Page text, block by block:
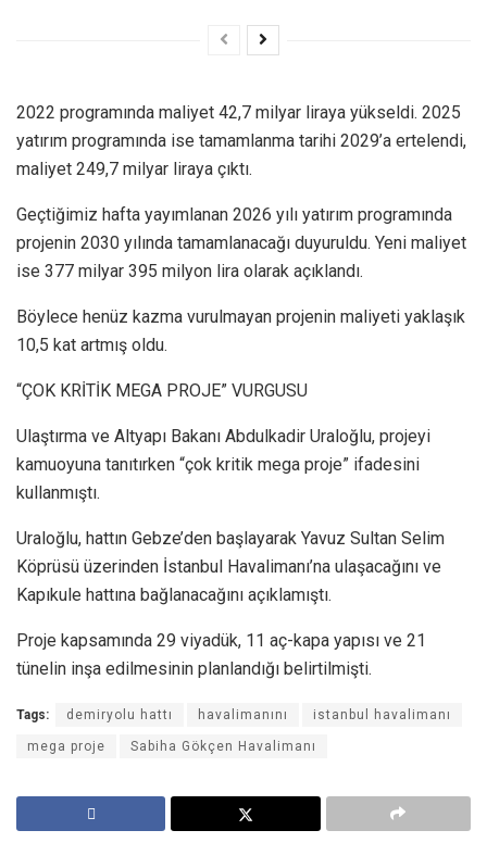
2022 programında maliyet 42,7 milyar liraya yükseldi. 2025
yatırım programında ise tamamlanma tarihi 2029’a ertelendi,
maliyet 249,7 milyar liraya çıktı.
Geçtiğimiz hafta yayımlanan 2026 yılı yatırım programında
projenin 2030 yılında tamamlanacağı duyuruldu. Yeni maliyet
ise 377 milyar 395 milyon lira olarak açıklandı.
Böylece henüz kazma vurulmayan projenin maliyeti yaklaşık
10,5 kat artmış oldu.
“ÇOK KRİTİK MEGA PROJE” VURGUSU
Ulaştırma ve Altyapı Bakanı Abdulkadir Uraloğlu, projeyi
kamuoyuna tanıtırken “çok kritik mega proje” ifadesini
kullanmıştı.
Uraloğlu, hattın Gebze’den başlayarak Yavuz Sultan Selim
Köprüsü üzerinden İstanbul Havalimanı’na ulaşacağını ve
Kapıkule hattına bağlanacağını açıklamıştı.
Proje kapsamında 29 viyadük, 11 aç-kapa yapısı ve 21
tünelin inşa edilmesinin planlandığı belirtilmişti.
Tags: demiryolu hattı havalimanını istanbul havalimanı
mega proje Sabiha Gökçen Havalimanı